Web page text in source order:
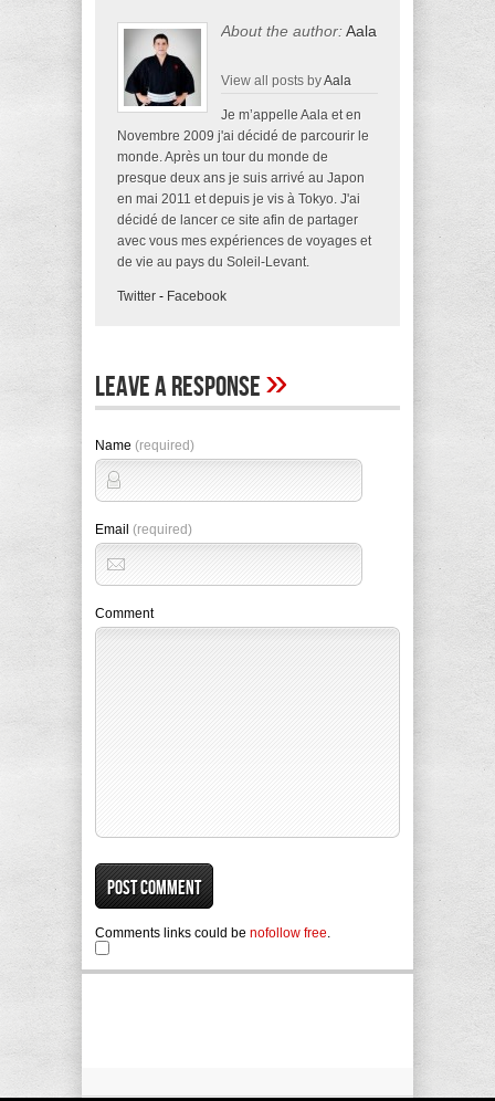
About the author:Aala
View all posts byAala
Je m’appelle Aala et en
Novembre 2009 j'ai décidé de parcourir le
monde. Après un tour du monde de
presque deux ans je suis arrivé au Japon
en mai 2011 et depuis je vis à Tokyo. J'ai
décidé de lancer ce site afin de partager
avec vous mes expériences de voyages et
de vie au pays du Soleil-Levant.
Twitter - Facebook
Leave A Response»
Name (required)
Email (required)
Comment
Comments links could be nofollow free.